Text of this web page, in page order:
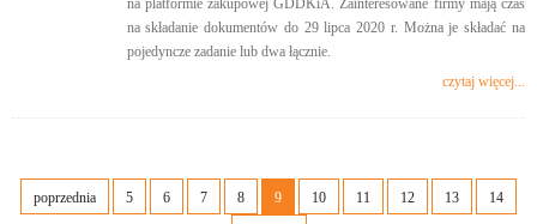
na platformie zakupowej GDDKiA. Zainteresowane firmy mają czas
na składanie dokumentów do 29 lipca 2020 r. Można je składać na
pojedyncze zadanie lub dwa łącznie.
czytaj więcej...
poprzednia 5 6 7 8 9 10 11 12 13 14